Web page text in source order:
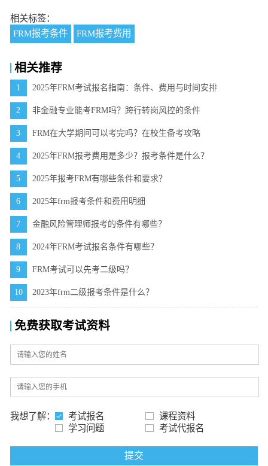
相关标签：
FRM报考条件
FRM报考费用
相关推荐
1 2025年FRM考试报名指南：条件、费用与时间安排
2 非金融专业能考FRM吗？跨行转岗风控的条件
3 FRM在大学期间可以考完吗？在校生备考攻略
4 2025年FRM报考费用是多少？报考条件是什么？
5 2025年报考FRM有哪些条件和要求？
6 2025年frm报考条件和费用明细
7 金融风险管理师报考的条件有哪些？
8 2024年FRM考试报名条件有哪些？
9 FRM考试可以先考二级吗？
10 2023年frm二级报考条件是什么？
免费获取考试资料
我想了解： 考试报名
课程资料
学习问题
考试代报名
提交